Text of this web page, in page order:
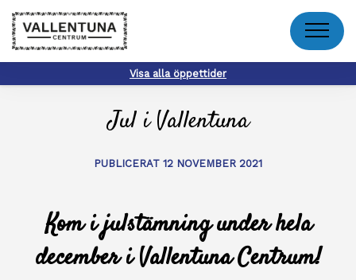
Meny
Visa alla öppettider
Jul i Vallentuna
PUBLICERAT 12 NOVEMBER 2021
Kom i julstämning under hela
december i Vallentuna Centrum!